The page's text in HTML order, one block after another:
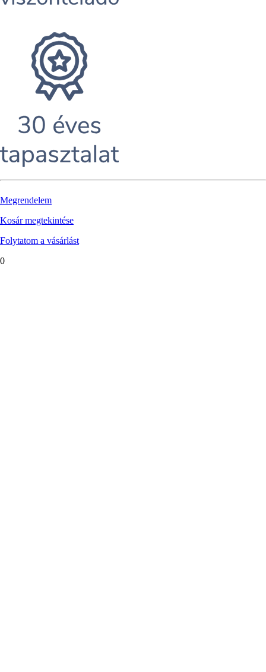
Megrendelem
Kosár megtekintése
Folytatom a vásárlást
0